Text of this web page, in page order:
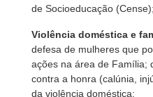
de Socioeducação (Cense);
Violência doméstica e
defesa de mulheres que
ações na área de Família;
contra a honra (calúnia,
da violência doméstica;